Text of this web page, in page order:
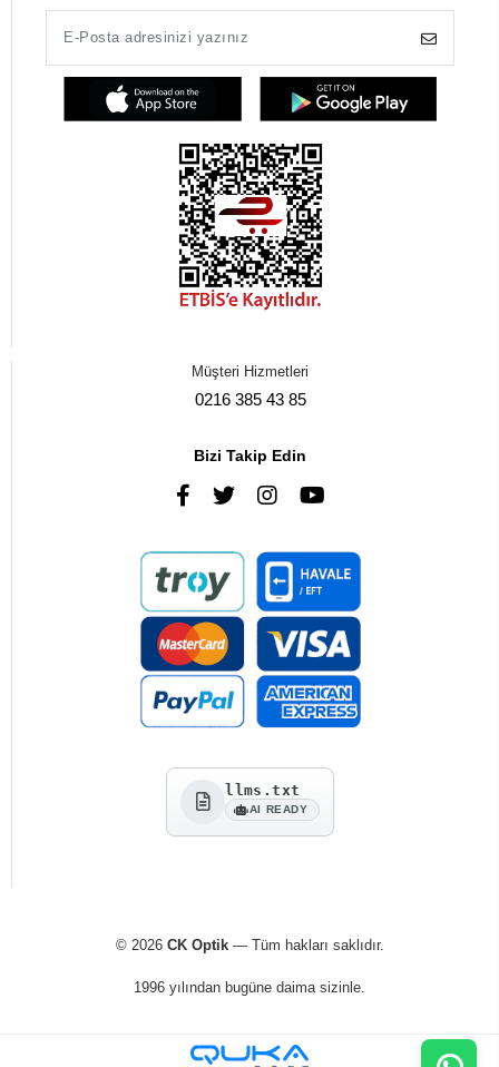
Müşteri Hizmetleri
0216 385 43 85
Bizi Takip Edin
llms.txt
AI READY
© 2026 CK Optik— Tüm hakları saklıdır.
1996 yılından bugüne daima sizinle.